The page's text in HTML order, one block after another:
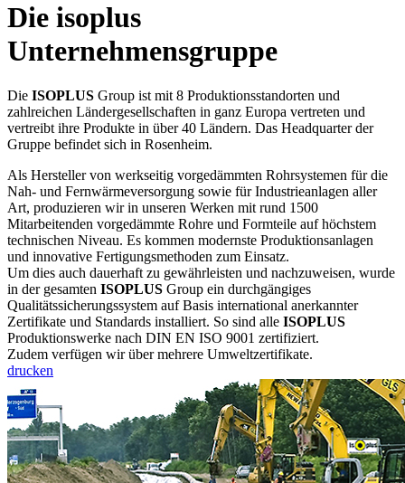
Die isoplus
Unternehmensgruppe
Die ISOPLUS Group ist mit 8 Produktionsstandorten und
zahlreichen Ländergesellschaften in ganz Europa vertreten und
vertreibt ihre Produkte in über 40 Ländern. Das Headquarter der
Gruppe befindet sich in Rosenheim.
Als Hersteller von werkseitig vorgedämmten Rohrsystemen für die
Nah- und Fernwärmeversorgung sowie für Industrieanlagen aller
Art, produzieren wir in unseren Werken mit rund 1500
Mitarbeitenden vorgedämmte Rohre und Formteile auf höchstem
technischen Niveau. Es kommen modernste Produktionsanlagen
und innovative Fertigungsmethoden zum Einsatz.
Um dies auch dauerhaft zu gewährleisten und nachzuweisen, wurde
in der gesamten ISOPLUS Group ein durchgängiges
Qualitätssicherungssystem auf Basis international anerkannter
Zertifikate und Standards installiert. So sind alle ISOPLUS
Produktionswerke nach DIN EN ISO 9001 zertifiziert.
Zudem verfügen wir über mehrere Umweltzertifikate.
drucken